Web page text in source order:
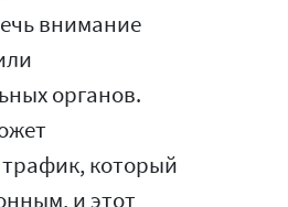
внимание
органов.
который
и этот